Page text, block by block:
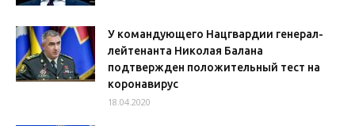
У командующего Нацгвардии генерал-
лейтенанта Николая Балана
подтвержден положительный тест на
коронавирус
18.04.2020